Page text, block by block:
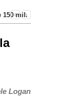
150 mil.
Logan